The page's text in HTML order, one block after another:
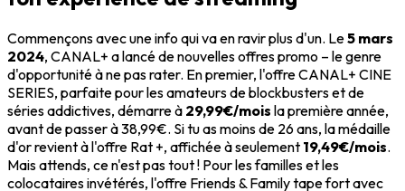
Commençons avec une info qui va en ravir plus d'un. Le5 mars
2024, CANAL+ a lancé de nouvelles offres promo – le genre
d'opportunité à ne pas rater. En premier, l'offre CANAL+ CINE
SERIES, parfaite pour les amateurs de blockbusters et de
séries addictives, démarre à 29,99€/mois la première année,
avant de passer à 38,99€. Si tu as moins de 26 ans, la médaille
d'or revient à l'offre Rat +, affichée à seulement 19,49€/mois.
Mais attends, ce n'est pas tout ! Pour les familles et les
colocataires invétérés, l'offre Friends & Family tape fort avec